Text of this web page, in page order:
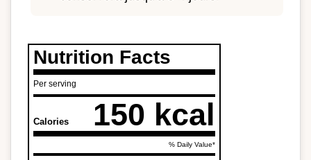
Nutrition Facts
Per serving
Calories 150 kcal
% Daily Value*